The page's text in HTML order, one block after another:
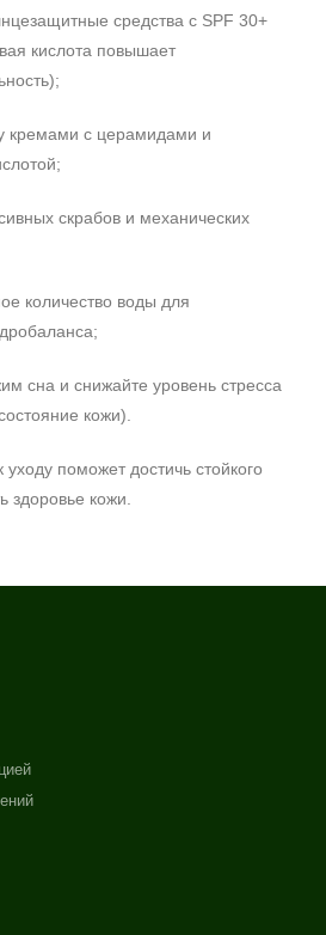
средства с SPF 30+
кислота повышает
кремами с церамидами и
скрабов и механических
количество воды для
сна и снижайте уровень стресса
кожи).
поможет достичь стойкого
здоровье кожи.